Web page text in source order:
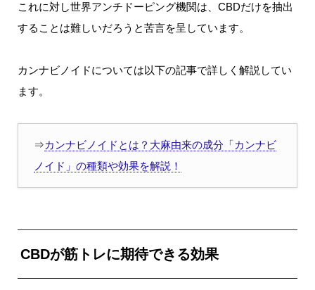
これに対し世界アンチドーピング機関は、CBDだけを抽出
することは難しいだろうと苦言を呈しています。
カンナビノイドについては以下の記事で詳しく解説してい
ます。
⇒カンナビノイドとは？大麻由来の成分「カンナビ
ノイド」の種類や効果を解説！
CBDが筋トレに期待できる効果